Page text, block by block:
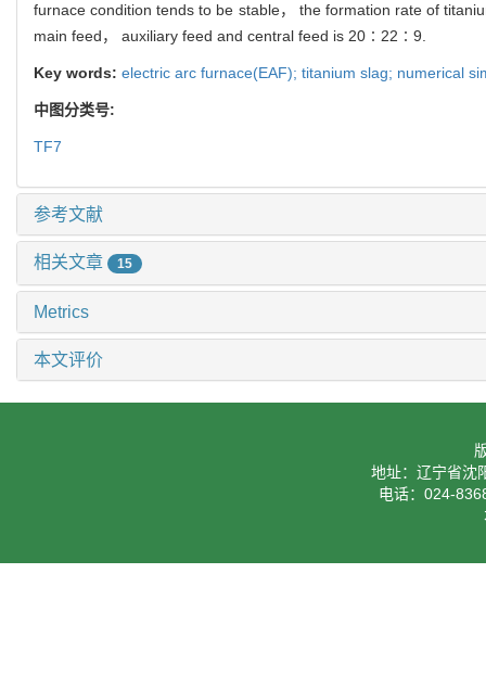
furnace condition tends to be stable， the formation rate of
main feed， auxiliary feed and central feed is 20∶22∶9.
Key words: electric arc furnace(EAF); titanium slag; numerical
中图分类号:
TF7
参考文献
相关文章 15
Metrics
本文评价
地址：辽宁省沈
电话：024-